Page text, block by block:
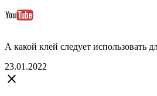
А какой клей следует использовать
23.01.2022
close